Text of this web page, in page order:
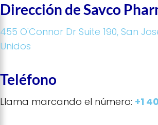
Dirección de Savco
455 O'Connor Dr Suite 190, San
Unidos
Teléfono
Llama marcando el número: +1